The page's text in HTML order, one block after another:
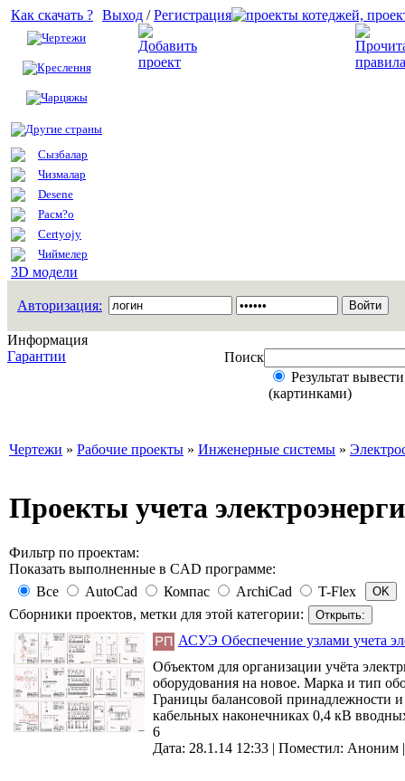
Как скачать ?
Чертежи
Креслення
Чарцяжы
Другие страны
Сызбалар
Чизмалар
Desene
Расм?о
Certyojy
Чиймелер
3D модели
Выход /Регистрация
Авторизация:
Информация
Гарантии
Поиск
Результат
(картинками)
Чертежи » Рабочие проекты » Инженерные системы »
Проекты учета
Фильтр по проектам:
Показать выполненные в CAD программе:
Все
AutoCad Компас ArchiCad
T-Flex
Сборники проектов, метки для этой категории:
АСУЭ Обеспечение узлами учета
Объектом для организации учёта
оборудования на новое. Марка и тип
Границы балансовой принадлежности
кабельных наконечниках 0,4 кВ
6
Дата: 28.1.14 12:33 | Поместил: Аноним